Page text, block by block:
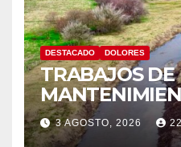
DESTACADO DOLORES
TRABAJOS
CANAL LA
3 AGOSTO, 2026